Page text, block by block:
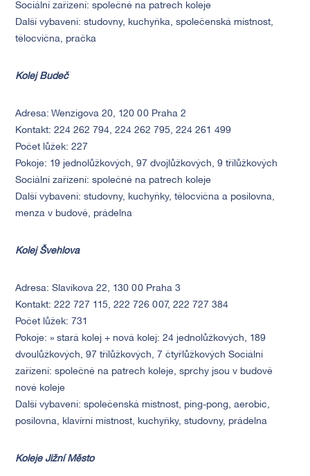
Sociální zařízení: společné na patrech koleje
Další vybavení: studovny, kuchyňka, společenská místnost,
tělocvična, pračka
Kolej Budeč
Adresa: Wenzigova 20, 120 00 Praha 2
Kontakt: 224 262 794, 224 262 795, 224 261 499
Počet lůžek: 227
Pokoje: 19 jednolůžkových, 97 dvojlůžkových, 9 třílůžkových
Sociální zařízení: společné na patrech koleje
Další vybavení: studovny, kuchyňky, tělocvična a posilovna,
menza v budově, prádelna
Kolej Švehlova
Adresa: Slavíkova 22, 130 00 Praha 3
Kontakt: 222 727 115, 222 726 007, 222 727 384
Počet lůžek: 731
Pokoje: » stará kolej + nová kolej: 24 jednolůžkových, 189
dvoulůžkových, 97 třílůžkových, 7 čtyřlůžkových Sociální
zařízení: společné na patrech koleje, sprchy jsou v budově
nové koleje
Další vybavení: společenská místnost, ping-pong, aerobic,
posilovna, klavírní místnost, kuchyňky, studovny, prádelna
Koleje Jižní Město